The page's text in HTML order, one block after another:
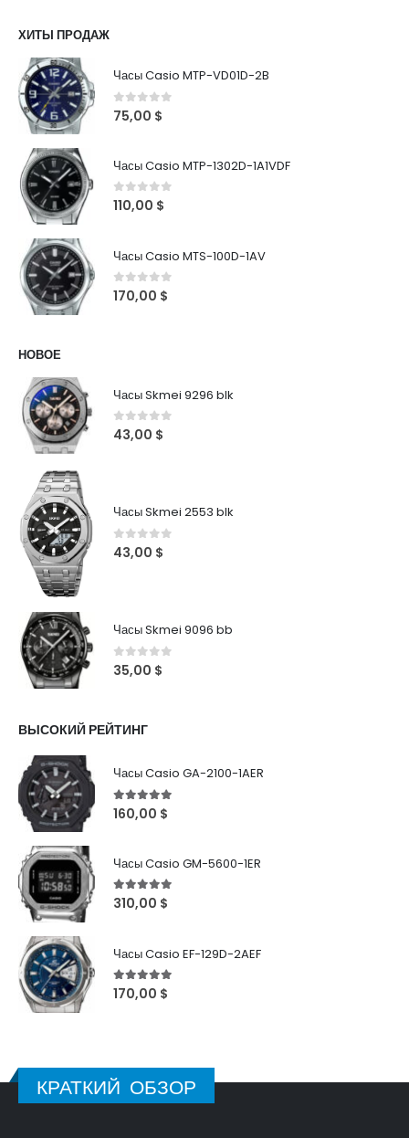
ХИТЫ ПРОДАЖ
Часы Casio MTP-VD01D-2B
0out of 5
75,00 $
Часы Casio MTP-1302D-1A1VDF
0out of 5
110,00 $
Часы Casio MTS-100D-1AV
0out of 5
170,00 $
НОВОЕ
Часы Skmei 9296 blk
0 out of 5
43,00 $
Часы Skmei 2553 blk
0 out of 5
43,00 $
Часы Skmei 9096 bb
0out of 5
35,00 $
ВЫСОКИЙ РЕЙТИНГ
Часы Casio GA-2100-1AER
5out of 5
160,00 $
Часы Casio GM-5600-1ER
5out of 5
310,00 $
Часы Casio EF-129D-2AEF
5out of 5
170,00 $
КРАТКИЙ ОБЗОР